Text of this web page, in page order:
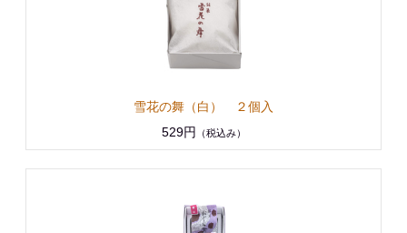
雪花の舞（白） ２個入
529円
（税込み）